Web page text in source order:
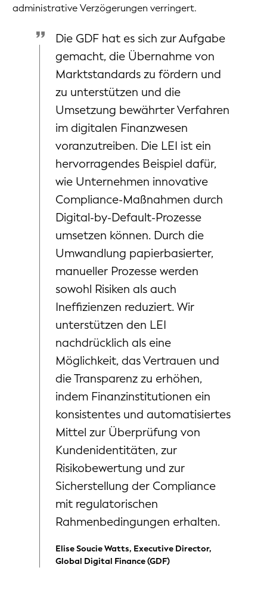
administrative Verzögerungen verringert.
Die GDF hat es sich zur Aufgabe
gemacht, die Übernahme von
Marktstandards zu fördern und
zu unterstützen und die
Umsetzung bewährter Verfahren
im digitalen Finanzwesen
voranzutreiben. Die LEI ist ein
hervorragendes Beispiel dafür,
wie Unternehmen innovative
Compliance-Maßnahmen durch
Digital-by-Default-Prozesse
umsetzen können. Durch die
Umwandlung papierbasierter,
manueller Prozesse werden
sowohl Risiken als auch
Ineffizienzen reduziert. Wir
unterstützen den LEI
nachdrücklich als eine
Möglichkeit, das Vertrauen und
die Transparenz zu erhöhen,
indem Finanzinstitutionen ein
konsistentes und automatisiertes
Mittel zur Überprüfung von
Kundenidentitäten, zur
Risikobewertung und zur
Sicherstellung der Compliance
mit regulatorischen
Rahmenbedingungen erhalten.
Elise Soucie Watts, Executive Director,
Global Digital Finance (GDF)